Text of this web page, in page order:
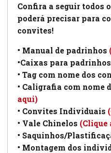
Confira a seguir todos
poderá precisar para
convites!
• Manual de padrinhos
•Caixas para padrinhos
• Tag com nome dos
• Caligrafia com nome
aqui)
• Convites Individuais
• Vale Chinelos (Clique
• Saquinhos/
• Montagem dos